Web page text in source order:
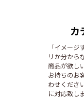
カ
「イメー
リか分から
商品が欲し
お持ちのお
わせくださ
に対応致し